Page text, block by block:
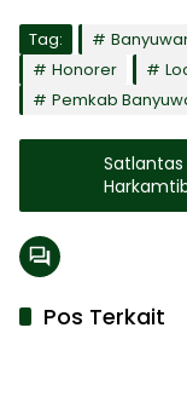
Tag:
Honorer
Pemkab
Satlantas
Pos Terkait